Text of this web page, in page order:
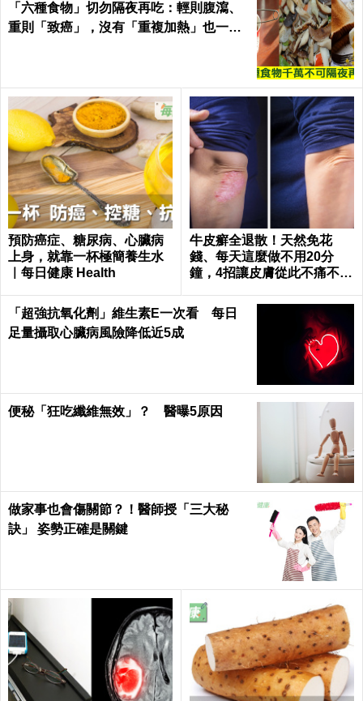
「六種食物」切勿隔夜再吃：輕則腹瀉、
重則「致癌」，沒有「重複加熱」也一
預防癌症、糖尿病、心臟病
上身，就靠一杯極簡養生水
｜每日健康 Health
牛皮癬全退散！天然免花
錢、每天這麼做不用20分
鐘，4招讓皮膚從此不痛不癢
「超強抗氧化劑」維生素E一次看 每日
足量攝取心臟病風險降低近5成
便秘「狂吃纖維無效」？ 醫曝5原因
做家事也會傷關節？！醫師授「三大秘
訣」 姿勢正確是關鍵